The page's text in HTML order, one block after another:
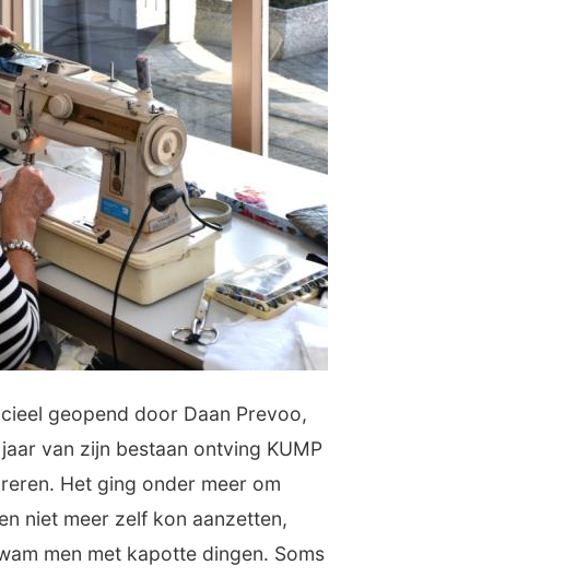
geopend door Daan Prevoo,
van zijn bestaan ontving KUMP
Het ging onder meer om
niet meer zelf kon aanzetten,
men met kapotte dingen. Soms